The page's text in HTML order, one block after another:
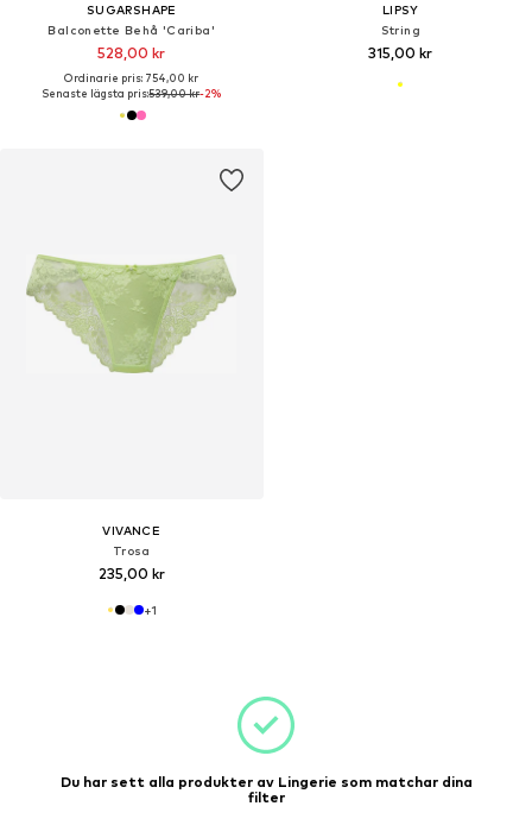
SUGARSHAPE
Balconette Behå 'Cariba'
528,00 kr
Ordinarie pris: 754,00 kr
Senaste lägsta pris:539,00 kr-2%
LIPSY
String
315,00 kr
VIVANCE
Trosa
235,00 kr
+1
Du har sett alla produkter av Lingerie som matchar dina
filter